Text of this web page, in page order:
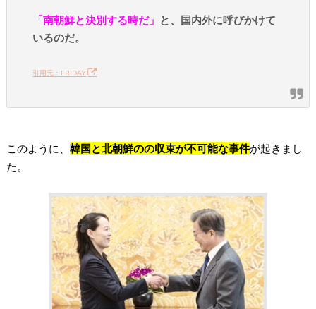
「南朝鮮と決別する時だ」 と、国内外に呼びかけて
いるのだ。
引用元：FRIDAY
このように、 韓国と北朝鮮のの収束が不可能な事件が起きまし
た。